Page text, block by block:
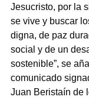
Jesucristo, por la
se vive y buscar
digna, de paz
social y de un
sostenible”, se
comunicado
Juan Beristaín de